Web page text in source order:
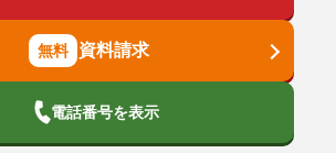
資料請求
電話番号を表示